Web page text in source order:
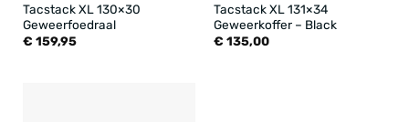
Tacstack XL 130×30
Geweerfoedraal
€ 159,95
Tacstack XL 131×34
Geweerkoffer – Black
€ 135,00